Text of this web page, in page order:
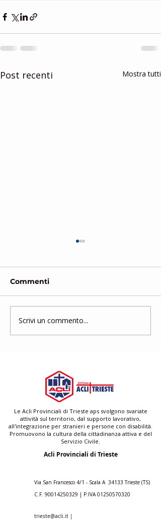
Post recenti Mostra tutti
Gruppo di Mutuo
Aiuto
Commenti
Scrivi un commento...
Le Acli Provinciali di Trieste aps svolgono svariate
attività sul territorio, dal supporto lavorativo,
all'integrazione per stranieri e persone con disabilità.
Promuovono la cultura della cittadinanza attiva e del
Servizio Civile.
Acli Provinciali di Trieste
Via San Francesco 4/1 - Scala A 34133 Trieste (TS)
C.F. 90014250329 | P.IVA 01250570320
trieste@acli.it |